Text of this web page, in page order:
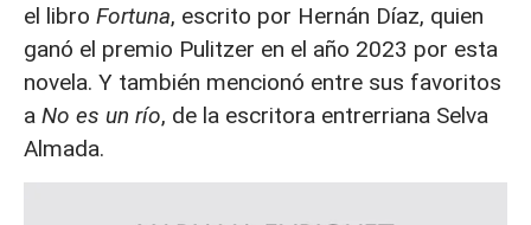
el libro Fortuna, escrito por Hernán Díaz, quien
ganó el premio Pulitzer en el año 2023 por esta
novela. Y también mencionó entre sus favoritos
a No es un río, de la escritora entrerriana Selva
Almada.